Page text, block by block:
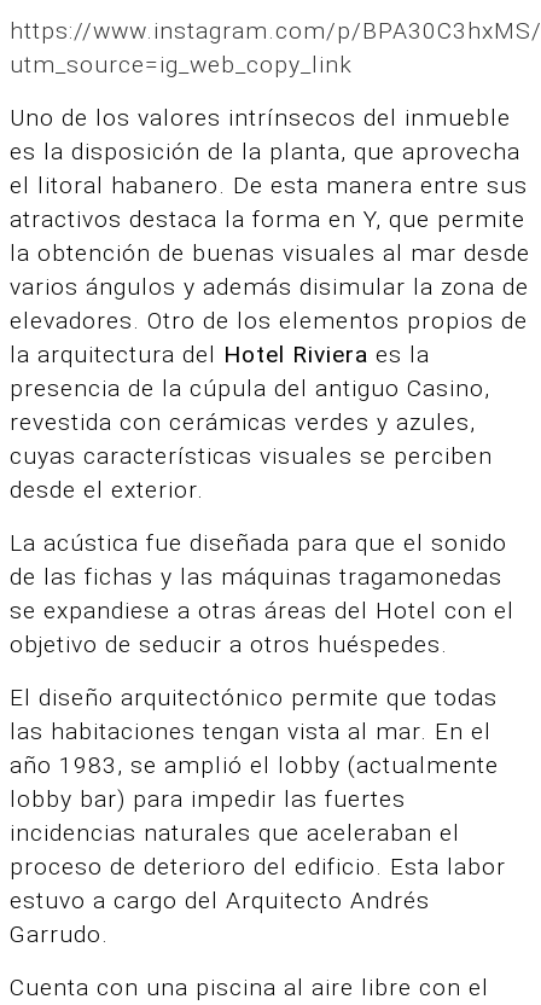
https://www.instagram.com/p/
utm_source=ig_web_copy_link
Uno de los valores intrínsecos del inmueble
es la disposición de la planta, que aprovecha
el litoral habanero. De esta manera entre sus
atractivos destaca la forma en Y, que permite
la obtención de buenas visuales al mar desde
varios ángulos y además disimular la zona de
elevadores. Otro de los elementos propios de
la arquitectura del Hotel Riviera es la
presencia de la cúpula del antiguo Casino,
revestida con cerámicas verdes y azules,
cuyas características visuales se perciben
desde el exterior.
La acústica fue diseñada para que el sonido
de las fichas y las máquinas tragamonedas
se expandiese a otras áreas del Hotel con el
objetivo de seducir a otros huéspedes.
El diseño arquitectónico permite que todas
las habitaciones tengan vista al mar. En el
año 1983, se amplió el lobby (actualmente
lobby bar) para impedir las fuertes
incidencias naturales que aceleraban el
proceso de deterioro del edificio. Esta labor
estuvo a cargo del Arquitecto Andrés
Garrudo.
Cuenta con una piscina al aire libre con el